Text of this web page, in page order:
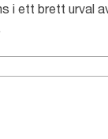
i ett brett urval